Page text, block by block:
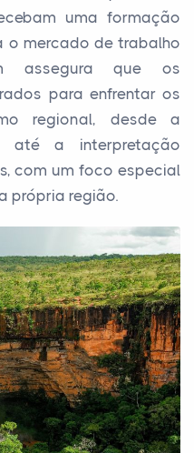
uma formação
o mercado de trabalho
assegura que os
para enfrentar os
regional, desde a
até a interpretação
com um foco especial
própria região.